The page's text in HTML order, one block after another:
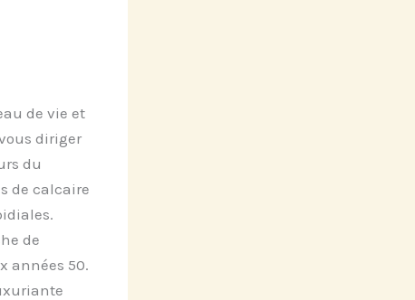
de vie et
diriger
du
de calcaire
de
années 50.